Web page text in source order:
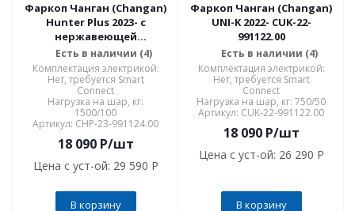
Фаркоп Чанган (Changan)
Hunter Plus 2023- с
нержавеющей
накладкой CHP-23-
991124.00
Есть в наличии (4)
Комплектация электрикой:
Нет, требуется Smart
Connect
Нагрузка на шар, кг:
1500/100
Артикул: CHP-23-991124.00
18 090P/шт
Цена с уст-ой: 29 590 P
В корзину
Фаркоп Чанган (Changan)
UNI-K 2022- CUK-22-
991122.00
Есть в наличии (4)
Комплектация электрикой:
Нет, требуется Smart
Connect
Нагрузка на шар, кг: 750/50
Артикул: CUK-22-991122.00
18 090P/шт
Цена с уст-ой: 26 290 P
В корзину